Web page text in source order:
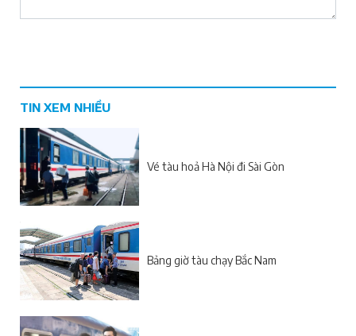
TIN XEM NHIỀU
Vé tàu hoả Hà Nội đi Sài Gòn
Bảng giờ tàu chạy Bắc Nam